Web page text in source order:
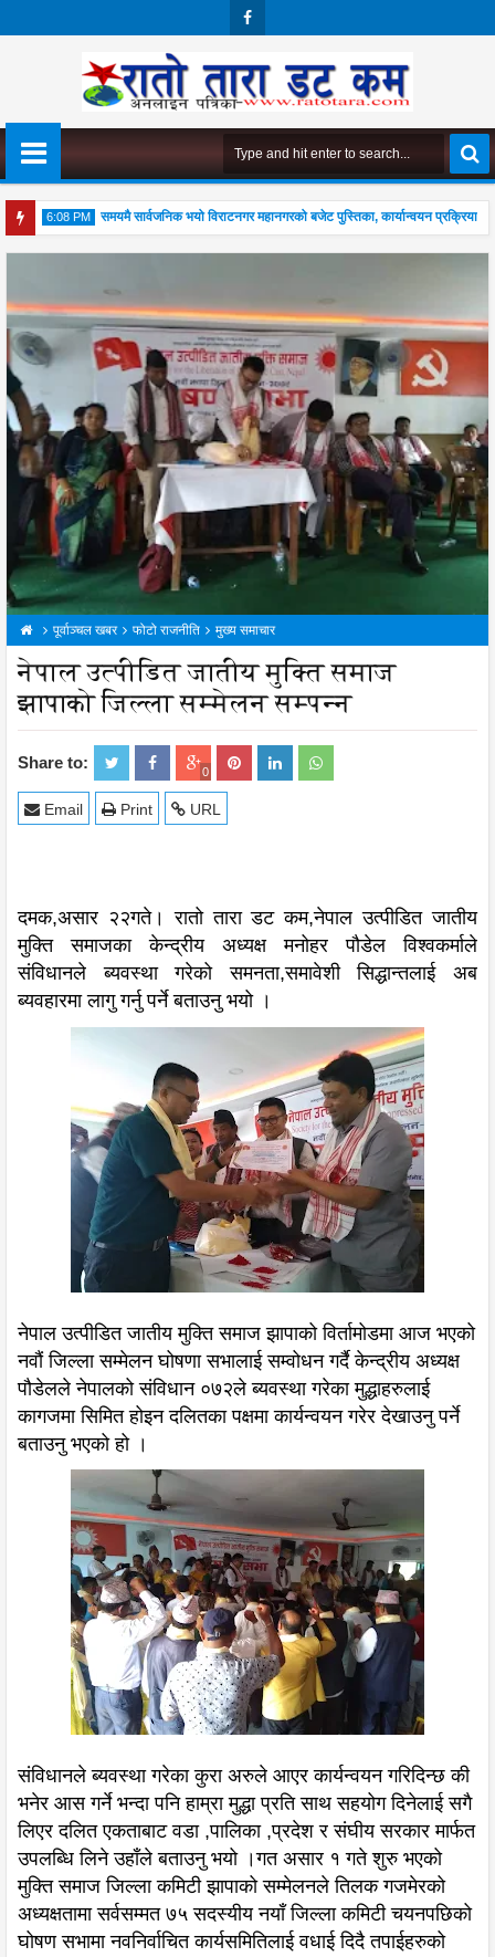
Boo
6:08 PM
04
समयमै सार्वजनिक भयो विराटनगर महानगरको बजेट पुस्तिका, कार्यान्वयन प्रक्रिया पनि
पूर्वाञ्चल खबर फोटो राजनीति मुख्य समाचार
नेपाल उत्पीडित जातीय मुक्ति समाज
झापाको जिल्ला सम्मेलन सम्पन्न
Share to: 0
URL
Print
Email
दमक,असार २२गते। रातो तारा डट कम,नेपाल उत्पीडित जातीय
मुक्ति समाजका केन्द्रीय अध्यक्ष मनोहर पौडेल विश्वकर्माले
संविधानले ब्यवस्था गरेको समनता,समावेशी सिद्धान्तलाई अब
ब्यवहारमा लागु गर्नु पर्ने बताउनु भयो ।
नेपाल उत्पीडित जातीय मुक्ति समाज झापाको विर्तामोडमा आज भएको
नवौं जिल्ला सम्मेलन घोषणा सभालाई सम्वोधन गर्दै केन्द्रीय अध्यक्ष
पौडेलले नेपालको संविधान ०७२ले ब्यवस्था गरेका मुद्धाहरुलाई
कागजमा सिमित होइन दलितका पक्षमा कार्यन्वयन गरेर देखाउनु पर्ने
बताउनु भएको हो ।
संविधानले ब्यवस्था गरेका कुरा अरुले आएर कार्यन्वयन गरिदिन्छ की
भनेर आस गर्ने भन्दा पनि हाम्रा मुद्धा प्रति साथ सहयोग दिनेलाई सगै
लिएर दलित एकताबाट वडा ,पालिका ,प्रदेश र संघीय सरकार मार्फत
उपलब्धि लिने उहाँले बताउनु भयो ।गत असार १ गते शुरु भएको
मुक्ति समाज जिल्ला कमिटी झापाको सम्मेलनले तिलक गजमेरको
अध्यक्षतामा सर्वसम्मत ७५ सदस्यीय नयाँ जिल्ला कमिटी चयनपछिको
घोषण सभामा नवनिर्वाचित कार्यसमितिलाई वधाई दिदै तपाईहरुको